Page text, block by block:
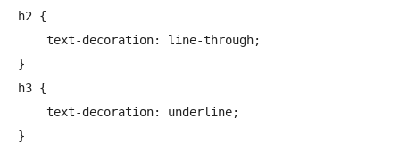
h2 {
    text-decoration: line-through;
}
h3 {
    text-decoration: underline;
}